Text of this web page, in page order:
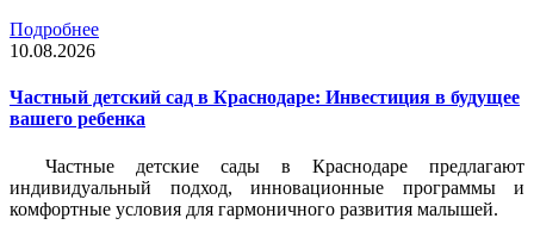
Подробнее
10.08.2026
Частный детский сад в Краснодаре: Инвестиция в будущее
вашего ребенка
Частные детские сады в Краснодаре предлагают
индивидуальный подход, инновационные программы и
комфортные условия для гармоничного развития малышей.